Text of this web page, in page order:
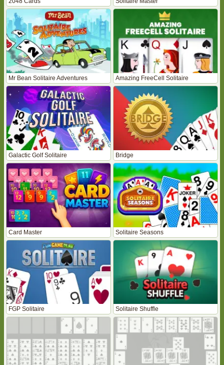
Mr Bean Solitaire Adventures Amazing FreeCell Solitaire
Galactic Golf Solitaire Bridge
Card Master Solitaire Seasons
FGP Solitaire Solitaire Shuffle